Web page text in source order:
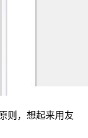
则，想起来用友